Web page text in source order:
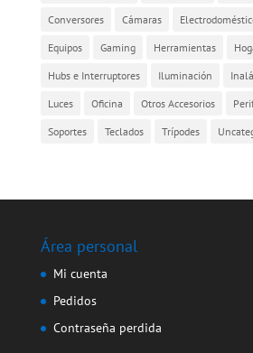
Conversores Cámaras
Equipos Gaming Herramientas
Hubs e Interruptores Iluminación
Luces Oficina Otros Accesorios
Soportes Teclados Trípodes
Área personal
Mi cuenta
Pedidos
Contraseña perdida